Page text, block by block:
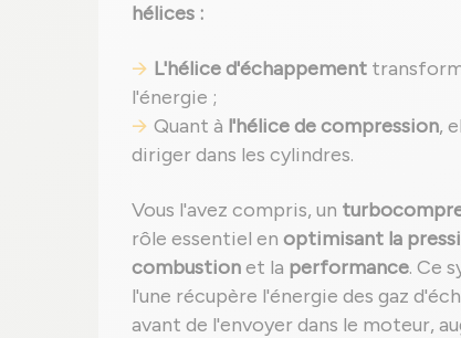
hélices :
L'hélice d'échappement
l'énergie ;
Quant à l'hélice de compression,
diriger dans les cylindres.
Vous l'avez compris, un
rôle essentiel en optimisant la
combustionet la performance. Ce
l'une récupère l'énergie des gaz
avant de l'envoyer dans le moteur,